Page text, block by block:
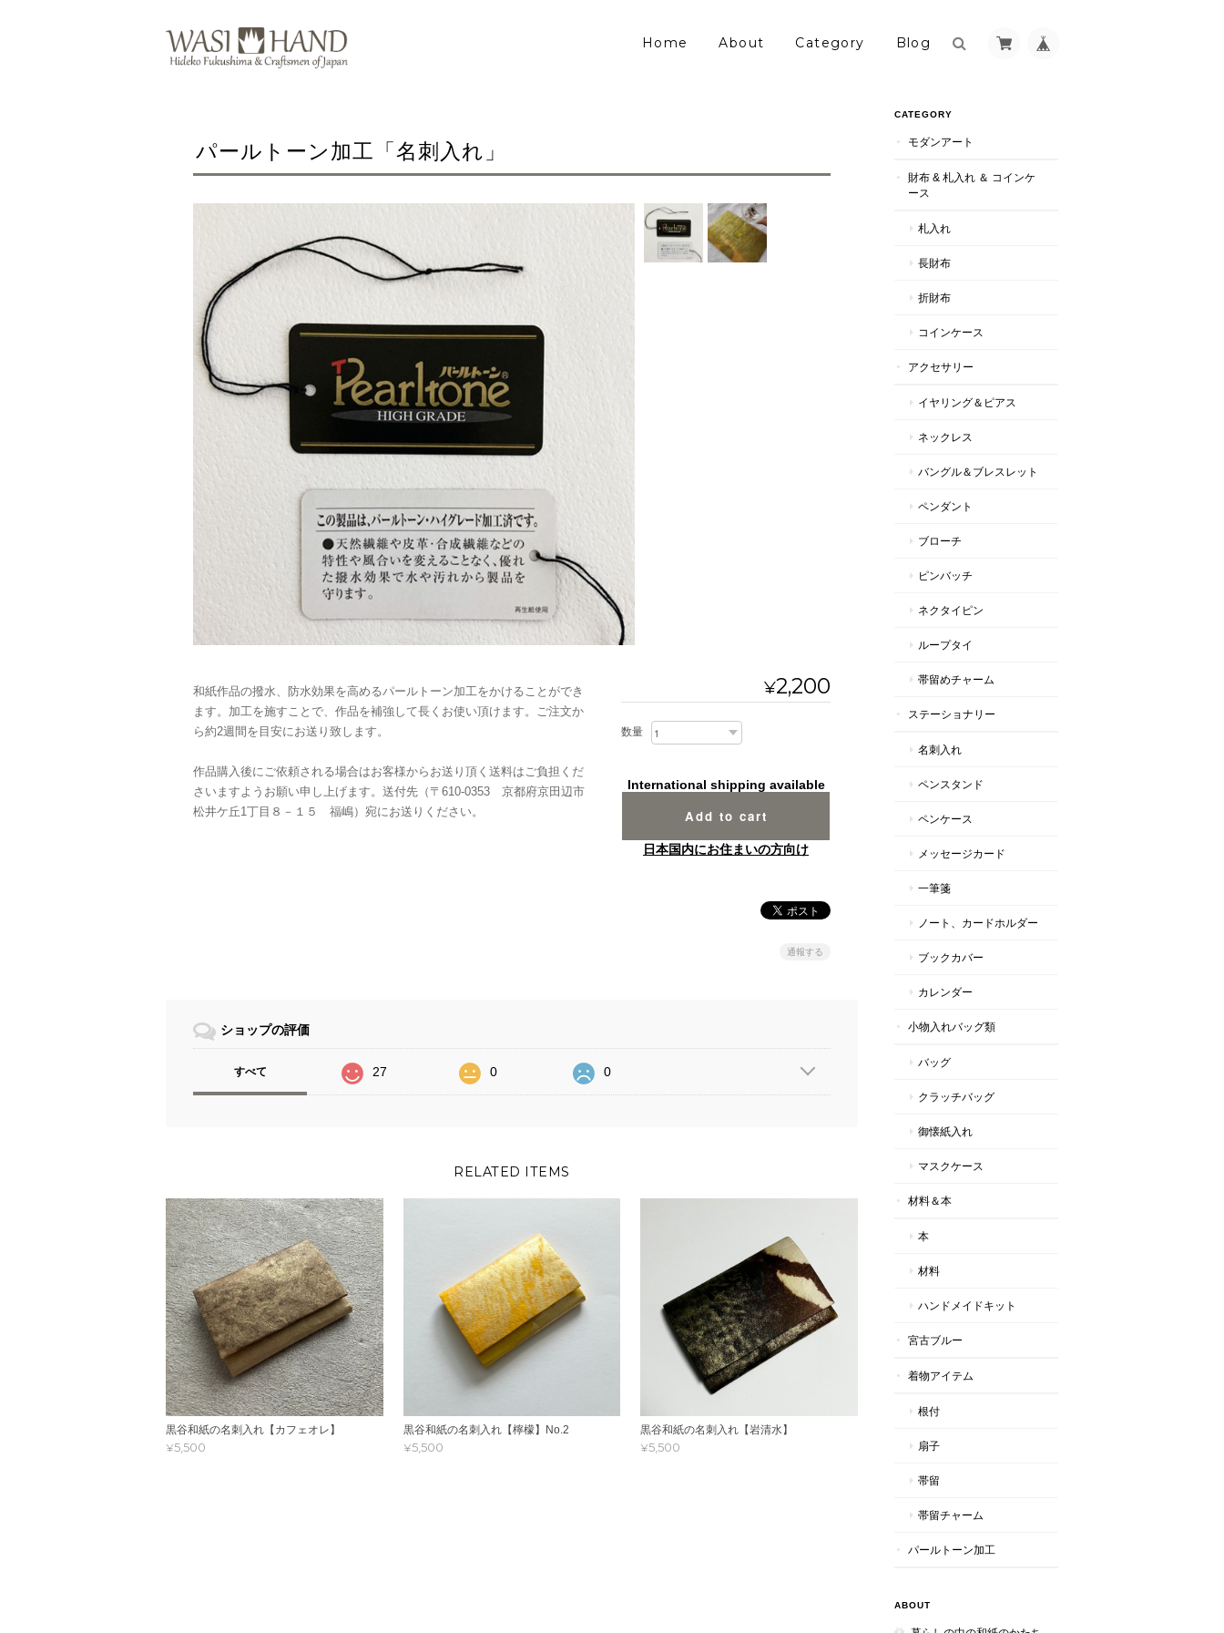
Home About Category Blog
パールトーン加工「名刺入れ」
和紙作品の撥水、防水効果を高めるパールトーン加工をかけることができ
ます。加工を施すことで、作品を補強して長くお使い頂けます。ご注文か
ら約2週間を目安にお送り致します。
作品購入後にご依頼される場合はお客様からお送り頂く送料はご負担くだ
さいますようお願い申し上げます。送付先（〒610-0353 京都府京田辺市
松井ケ丘1丁目８－１５ 福嶋）宛にお送りください。
¥2,200
数量
International shipping available
Add to cart
日本国内にお住まいの方向け
通報する
ショップの評価
すべて 27 0 0
RELATED ITEMS
黒谷和紙の名刺入れ【カフェオレ】
¥5,500
黒谷和紙の名刺入れ【檸檬】No.2
¥5,500
黒谷和紙の名刺入れ【岩清水】
¥5,500
CATEGORY
モダンアート
財布 & 札入れ ＆ コインケ
ース
札入れ
長財布
折財布
コインケース
アクセサリー
イヤリング＆ピアス
ネックレス
バングル＆ブレスレット
ペンダント
ブローチ
ピンバッチ
ネクタイピン
ループタイ
帯留めチャーム
ステーショナリー
名刺入れ
ペンスタンド
ペンケース
メッセージカード
一筆箋
ノート、カードホルダー
ブックカバー
カレンダー
小物入れバッグ類
バッグ
クラッチバッグ
御懐紙入れ
マスクケース
材料＆本
本
材料
ハンドメイドキット
宮古ブルー
着物アイテム
根付
扇子
帯留
帯留チャーム
パールトーン加工
ABOUT